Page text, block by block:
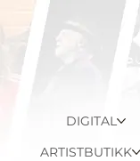
DIGITAL
ARTISTBUTIKK